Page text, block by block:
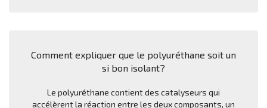
Comment expliquer que le polyuréthane soit un
si bon isolant?
Le polyuréthane contient des catalyseurs qui
accélèrent la réaction entre les deux composants, un